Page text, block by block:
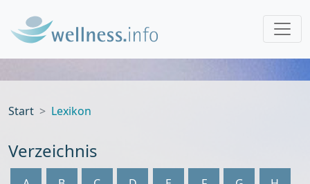
Start Lexikon
Verzeichnis